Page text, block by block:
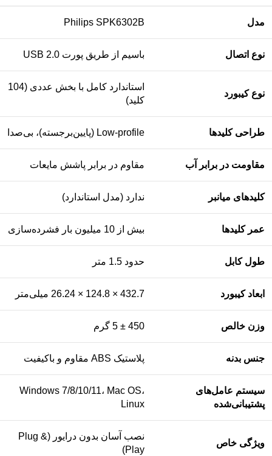
مدل Philips SPK6302B
نوع اتصال باسیم از طریق پورت USB 2.0
نوع کیبورد
استاندارد کامل با بخش عددی (104
کلید)
طراحی کلیدها Low-profile (پایین‌برجسته)، بی‌صدا
مقاومت در برابر آب مقاوم در برابر پاشش مایعات
کلیدهای میانبر ندارد (مدل استاندارد)
عمر کلیدها بیش از 10 میلیون بار فشرده‌سازی
طول کابل حدود 1.5 متر
ابعاد کیبورد 432.7 × 124.8 × 26.24 میلی‌متر
وزن خالص 450 ± 5 گرم
جنس بدنه پلاستیک ABS مقاوم و باکیفیت
سیستم عامل‌های
پشتیبانی‌شده
Windows 7/8/10/11، Mac OS،
Linux
ویژگی خاص
نصب آسان بدون درایور (Plug &
Play)